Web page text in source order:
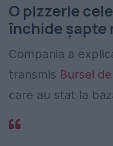
O pizzerie
închide șapte
Compania a
transmis Bursei
care au stat la